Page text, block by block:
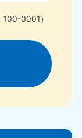
0001）